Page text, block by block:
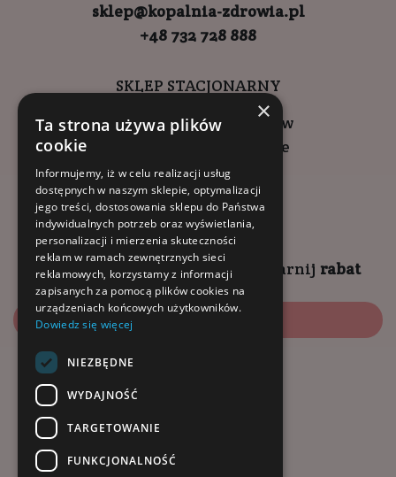
sklep@kopalnia-zdrowia.pl
+48 732 728 888
SKLEP STACJONARNY
ul. Wadowicka 6, Kraków
Kompleks Buma Square
godziny otwarcia:
9:00 - 18:00 (pon-pt)
10:00 - 14:00 (sob)
Zapisz się naNEWSLETTER zgarnij rabat
Zapisz się
×
Ta strona używa plików
cookie
Informujemy, iż w celu realizacji usług
dostępnych w naszym sklepie, optymalizacji
jego treści, dostosowania sklepu do Państwa
indywidualnych potrzeb oraz wyświetlania,
personalizacji i mierzenia skuteczności
reklam w ramach zewnętrznych sieci
reklamowych, korzystamy z informacji
zapisanych za pomocą plików cookies na
urządzeniach końcowych użytkowników.
Dowiedz się więcej
NIEZBĘDNE
WYDAJNOŚĆ
TARGETOWANIE
FUNKCJONALNOŚĆ